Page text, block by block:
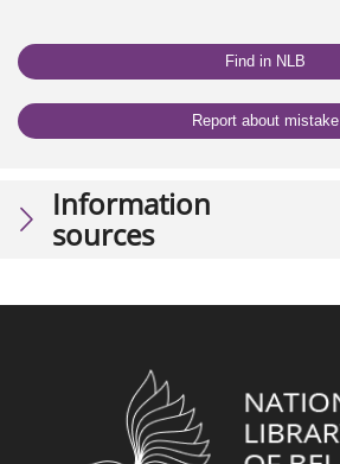
Find in NLB
Report about mistake
Information
sources